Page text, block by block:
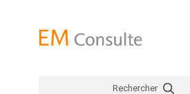
Rechercher